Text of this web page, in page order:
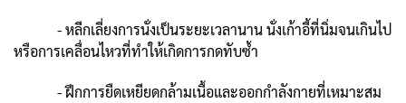
- หลีกเลี่ยงการนั่งเป็นระยะเวลานาน นั่งเก้าอี้ที่นิ่มจนเกินไป
หรือการเคลื่อนไหวที่ทำให้เกิดการกดทับซ้ำ
- ฝึกการยืดเหยียดกล้ามเนื้อและออกกำลังกายที่เหมาะสม